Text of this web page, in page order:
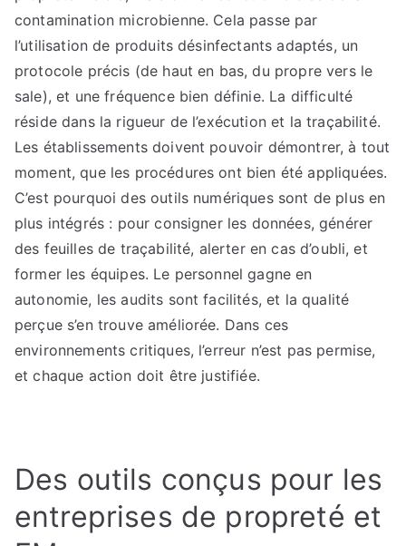
contamination microbienne. Cela passe par
l’utilisation de produits désinfectants adaptés, un
protocole précis (de haut en bas, du propre vers le
sale), et une fréquence bien définie. La difficulté
réside dans la rigueur de l’exécution et la traçabilité.
Les établissements doivent pouvoir démontrer, à tout
moment, que les procédures ont bien été appliquées.
C’est pourquoi des outils numériques sont de plus en
plus intégrés : pour consigner les données, générer
des feuilles de traçabilité, alerter en cas d’oubli, et
former les équipes. Le personnel gagne en
autonomie, les audits sont facilités, et la qualité
perçue s’en trouve améliorée. Dans ces
environnements critiques, l’erreur n’est pas permise,
et chaque action doit être justifiée.
Des outils conçus pour les
entreprises de propreté et